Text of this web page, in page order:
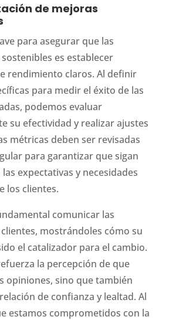
de mejoras
para asegurar que las
es establecer
rendimiento claros. Al definir
para medir el éxito de las
podemos evaluar
su efectividad y realizar ajustes
métricas deben ser revisadas
para garantizar que sigan
expectativas y necesidades
los clientes.
comunicar las
mostrándoles cómo su
el catalizador para el cambio.
la percepción de que
opiniones, sino que también
de confianza y lealtad. Al
estamos comprometidos con la